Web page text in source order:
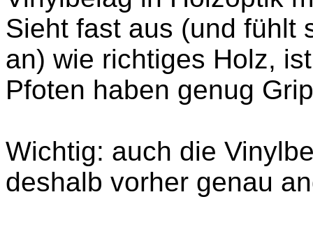
Sieht fast aus (und fühlt
an) wie richtiges Holz,
Pfoten haben genug
Wichtig: auch die
deshalb vorher genau